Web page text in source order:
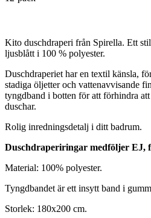
Kito duschdraperi från Spirella. Ett
ljusblått i 100 % polyester.
Duschdraperiet har en textil känsla,
stadiga öljetter och vattenavvisande
tyngdband i botten för att förhindra
duschar.
Rolig inredningsdetalj i ditt badrum.
Duschdraperiringar medföljer EJ,
Material: 100% polyester.
Tyngdbandet är ett insytt band i
Storlek: 180x200 cm.